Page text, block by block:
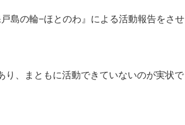
島の輪−ほとのわ』による活動報告をさせ
り、まともに活動できていないのが実状で